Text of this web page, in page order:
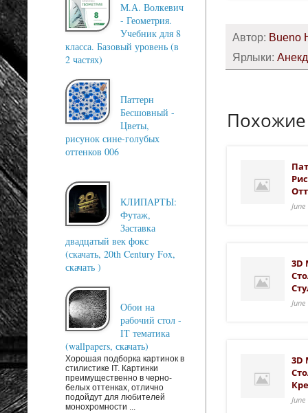
Автор: Bueno
Ярлыки:
3D
3D
М.А. Волкевич
- Геометрия.
Учебник для 8
класса. Базовый уровень (в
2 частях)
Паттерн
Бесшовный -
Цветы,
рисунок сине-голубых
оттенков 006
КЛИПАРТЫ:
Футаж,
Заставка
двадцатый век фокс
(скачать, 20th Century Fox,
скачать )
Обои на
рабочий стол -
IT тематика
(wallpapers, скачать)
Хорошая подборка картинок в
стилистике IT. Картинки
преимущественно в черно-
белых оттенках, отлично
подойдут для любителей
монохромности ...